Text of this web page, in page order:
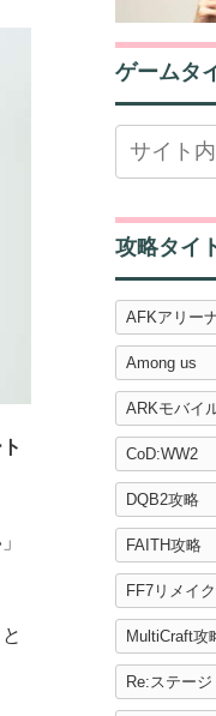
ゲームタ
攻略タイ
AFKアリー
Among us
ARKモバイ
CoD:WW2
DQB2攻略
FAITH攻略
FF7リメイ
MultiCraft攻